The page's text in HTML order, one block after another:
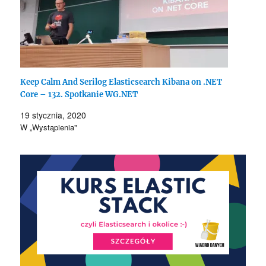
Keep Calm And Serilog Elasticsearch Kibana on .NET
Core – 132. Spotkanie WG.NET
19 stycznia, 2020
W „Wystąpienia"